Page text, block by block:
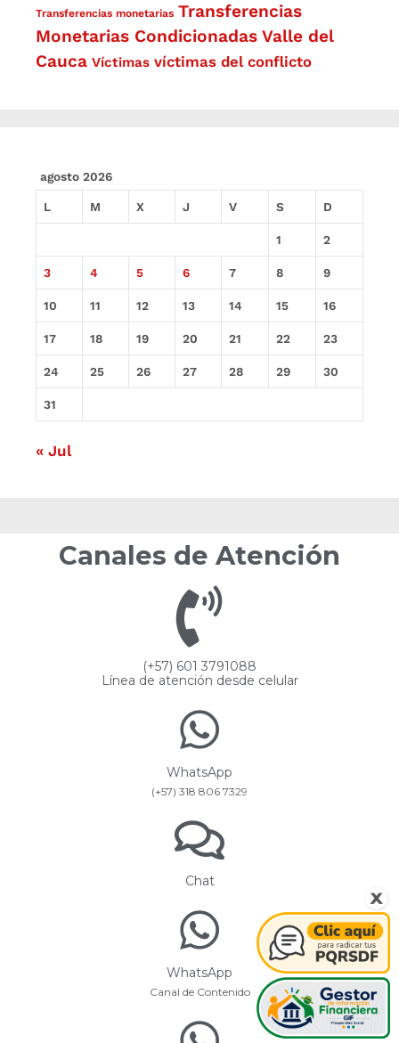
Transferencias monetarias Transferencias
Monetarias Condicionadas Valle del
Cauca Víctimas víctimas del conflicto
agosto 2026
L M X J V S D
1 2
3 4 5 6 7 8 9
10 11 12 13 14 15 16
17 18 19 20 21 22 23
24 25 26 27 28 29 30
31
« Jul
Canales de Atención
(+57) 601 3791088
Línea de atención desde celular
WhatsApp
(+57) 318 806 7329
Chat
WhatsApp
Canal de Contenido